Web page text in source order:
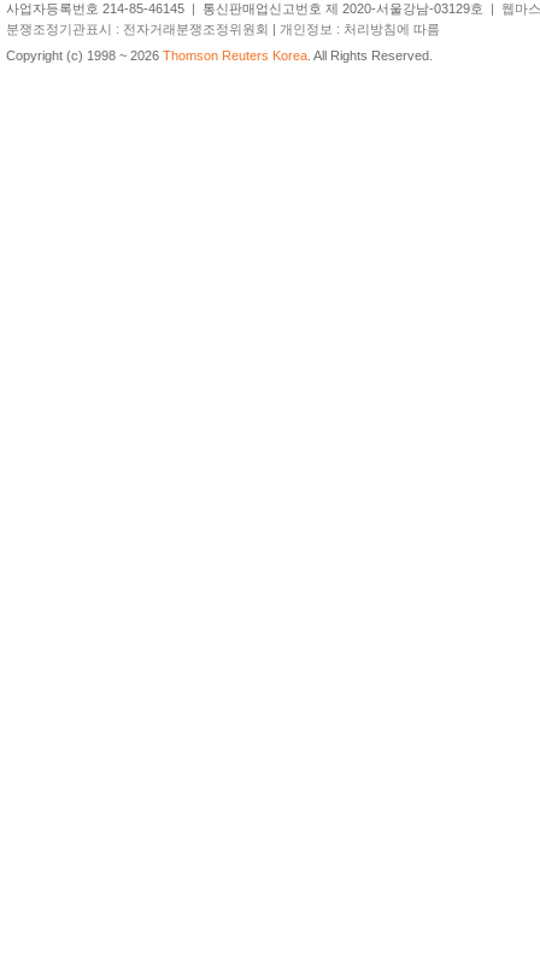
사업자등록번호 214-85-46145 | 통신판매업신고번호 제 2020-서울강남-03129호 | 웹마
분쟁조정기관표시 : 전자거래분쟁조정위원회 | 개인정보 : 처리방침에 따름
Copyright (c) 1998 ~ 2026 Thomson Reuters Korea . All Rights Reserved.